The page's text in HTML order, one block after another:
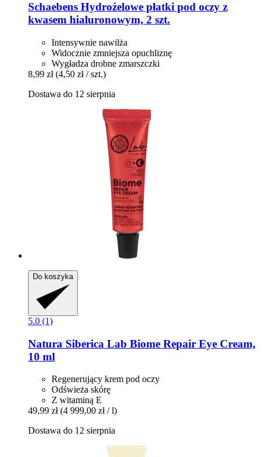
Schaebens Hydrożelowe płatki pod oczy z
kwasem hialuronowym, 2 szt.
Intensywnie nawilża
Widocznie zmniejsza opuchliznę
Wygładza drobne zmarszczki
8,99 zł (4,50 zł / szt.)
Dostawa do 12 sierpnia
Do koszyka
5.0 (1)
Natura Siberica Lab Biome Repair Eye Cream,
10 ml
Regenerujący krem pod oczy
Odświeża skórę
Z witaminą E
49,99 zł (4 999,00 zł / l)
Dostawa do 12 sierpnia